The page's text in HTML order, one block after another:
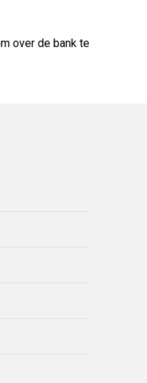
over de bank te